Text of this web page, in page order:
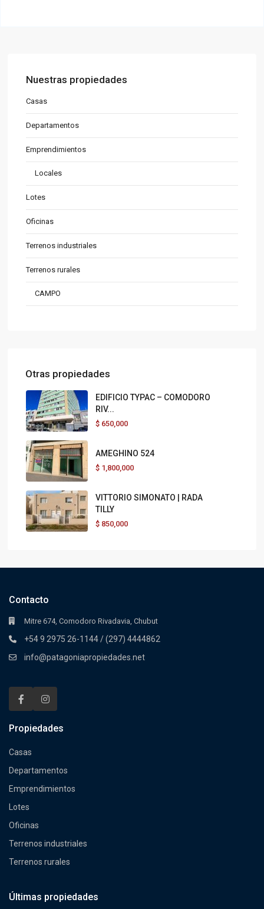
Nuestras propiedades
Casas
Departamentos
Emprendimientos
Locales
Lotes
Oficinas
Terrenos industriales
Terrenos rurales
CAMPO
Otras propiedades
EDIFICIO TYPAC – COMODORO
RIV...
$ 650,000
AMEGHINO 524
$ 1,800,000
VITTORIO SIMONATO | RADA
TILLY
$ 850,000
Contacto
Mitre 674, Comodoro Rivadavia, Chubut
+54 9 2975 26-1144 / (297) 4444862
info@patagoniapropiedades.net
Propiedades
Casas
Departamentos
Emprendimientos
Lotes
Oficinas
Terrenos industriales
Terrenos rurales
Últimas propiedades